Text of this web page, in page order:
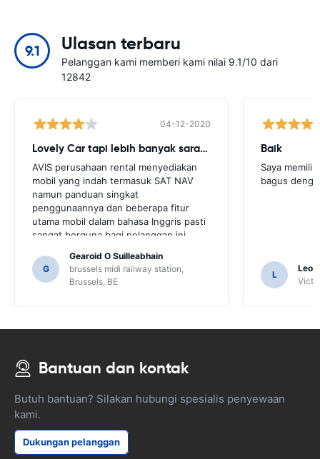
9.1 Ulasan terbaru
Pelanggan kami memberi kami nilai 9.1/10 dari
12842
04-12-2020
Lovely Car tapi lebih banyak saran yang dibutuhkan
AVIS perusahaan rental menyediakan
mobil yang indah termasuk SAT NAV
namun panduan singkat
penggunaannya dan beberapa fitur
utama mobil dalam bahasa Inggris pasti
sangat berguna bagi pelanggan ini.
penduduk setempat untuk
mendapatkan panduan dan hanya untuk
itu kami mungkin tidak mengetahui
G
Gearoid O Suilleabhain
brussels midi railway station,
Brussels, BE
Baik
Saya
bagus
L
Bantuan dan kontak
Butuh bantuan? Silakan hubungi spesialis penyewaan
kami.
Dukungan pelanggan